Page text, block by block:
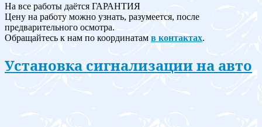
На все работы даётся ГАРАНТИЯ
Цену на работу можно узнать, разумеется, после
предварительного осмотра.
Обращайтесь к нам по координатам в контактах.
Установка сигнализации на авто